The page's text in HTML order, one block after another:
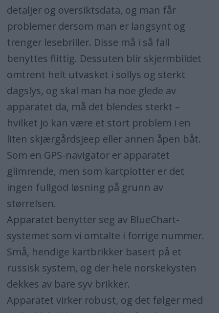
detaljer og oversiktsdata, og man får
problemer dersom man er langsynt og
trenger lesebriller. Disse må i så fall
benyttes flittig. Dessuten blir skjermbildet
omtrent helt utvasket i sollys og sterkt
dagslys, og skal man ha noe glede av
apparatet da, må det blendes sterkt –
hvilket jo kan være et stort problem i en
liten skjærgårdsjeep eller annen åpen båt.
Som en GPS-navigator er apparatet
glimrende, men som kartplotter er det
ingen fullgod løsning på grunn av
størrelsen.
Apparatet benytter seg av BlueChart-
systemet som vi omtalte i forrige nummer.
Små, hendige kartbrikker basert på et
russisk system, og der hele norskekysten
dekkes av bare syv brikker.
Apparatet virker robust, og det følger med